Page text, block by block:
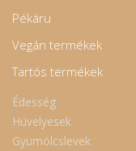
Pékáru
Vegán termékek
Tartós termékek
Édesség
Hüvelyesek
Gyümölcslevek